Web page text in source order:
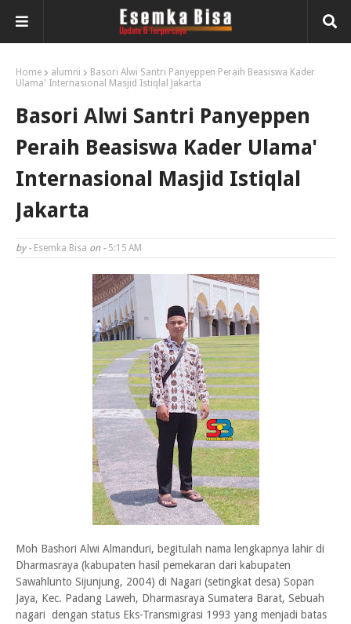
Home alumni
Basori Alwi Santri Panyeppen Peraih Beasiswa Kader
Ulama' Internasional Masjid Istiqlal Jakarta
Basori Alwi Santri Panyeppen
Peraih Beasiswa Kader Ulama'
Internasional Masjid Istiqlal
Jakarta
by - Esemka Bisa on - 5:15 AM
Moh Bashori Alwi Almanduri, begitulah nama lengkapnya lahir di
Dharmasraya (kabupaten hasil pemekaran dari kabupaten
Sawahlunto Sijunjung, 2004) di Nagari (setingkat desa) Sopan
Jaya, Kec. Padang Laweh, Dharmasraya Sumatera Barat, Sebuah
nagari dengan status Eks-Transmigrasi 1993 yang menjadi batas